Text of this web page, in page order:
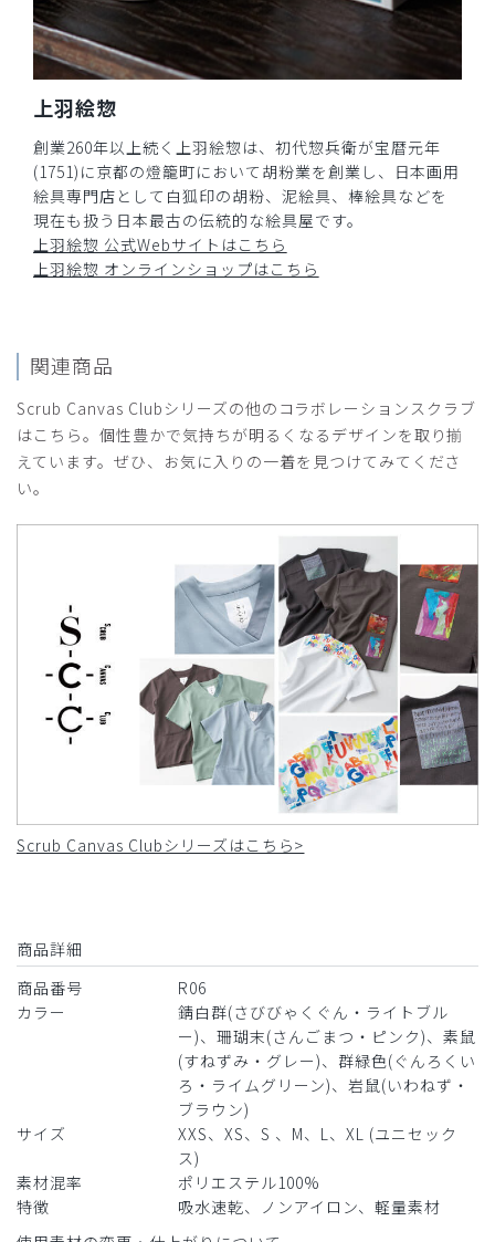
上羽絵惣
創業260年以上続く上羽絵惣は、初代惣兵衛が宝暦元年
(1751)に京都の燈籠町において胡粉業を創業し、日本画用
絵具専門店として白狐印の胡粉、泥絵具、棒絵具などを
現在も扱う日本最古の伝統的な絵具屋です。
上羽絵惣 公式Webサイトはこちら
上羽絵惣 オンラインショップはこちら
関連商品
Scrub Canvas Clubシリーズの他のコラボレーションスクラブ
はこちら。個性豊かで気持ちが明るくなるデザインを取り揃
えています。ぜひ、お気に入りの一着を見つけてみてくださ
い。
Scrub Canvas Clubシリーズはこちら>
商品詳細
商品番号
R06
カラー
錆白群(さびびゃくぐん・ライトブル
ー)、珊瑚末(さんごまつ・ピンク)、素鼠
(すねずみ・グレー)、群緑色(ぐんろくい
ろ・ライムグリーン)、岩鼠(いわねず・
ブラウン)
サイズ
XXS、XS、S 、M、L、XL (ユニセック
ス)
素材混率
ポリエステル100%
特徴
吸水速乾、ノンアイロン、軽量素材